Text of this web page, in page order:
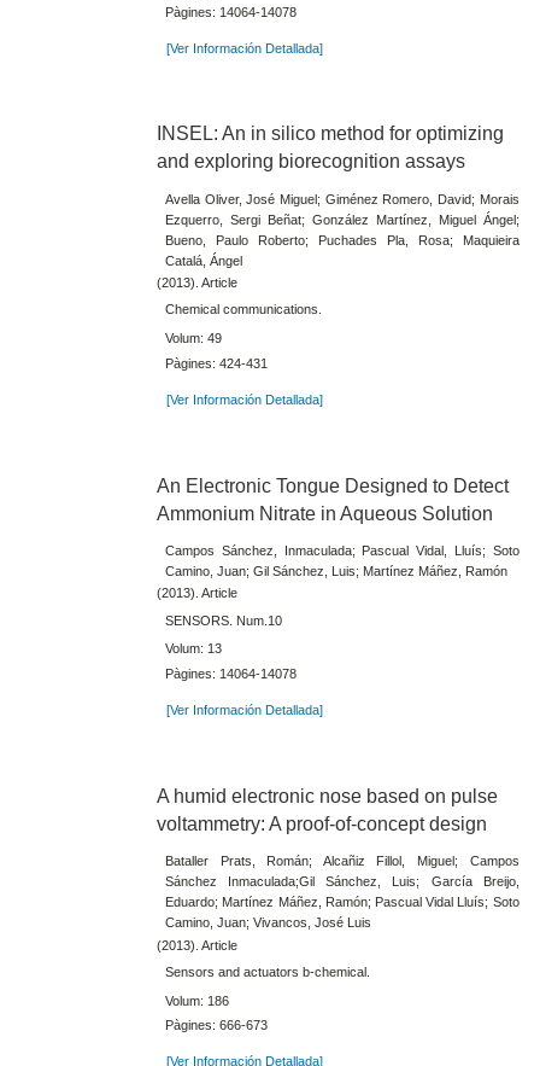
Pàgines: 14064-14078
[Ver Información Detallada]
INSEL: An in silico method for optimizing
and exploring biorecognition assays
Avella Oliver, José Miguel; Giménez Romero, David; Morais
Ezquerro, Sergi Beñat; González Martínez, Miguel Ángel;
Bueno, Paulo Roberto; Puchades Pla, Rosa; Maquieira
Catalá, Ángel
(2013). Article
Chemical communications.
Volum: 49
Pàgines: 424-431
[Ver Información Detallada]
An Electronic Tongue Designed to Detect
Ammonium Nitrate in Aqueous Solution
Campos Sánchez, Inmaculada; Pascual Vidal, Lluís; Soto
Camino, Juan; Gil Sánchez, Luis; Martínez Máñez, Ramón
(2013). Article
SENSORS. Num.10
Volum: 13
Pàgines: 14064-14078
[Ver Información Detallada]
A humid electronic nose based on pulse
voltammetry: A proof-of-concept design
Bataller Prats, Román; Alcañiz Fillol, Miguel; Campos
Sánchez Inmaculada;Gil Sánchez, Luis; García Breijo,
Eduardo; Martínez Máñez, Ramón; Pascual Vidal Lluís; Soto
Camino, Juan; Vivancos, José Luis
(2013). Article
Sensors and actuators b-chemical.
Volum: 186
Pàgines: 666-673
[Ver Información Detallada]